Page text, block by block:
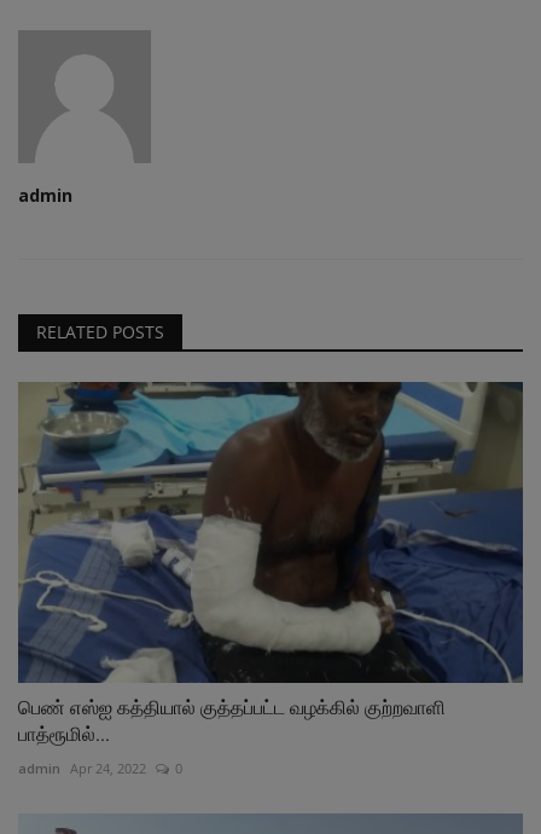
admin
RELATED POSTS
பெண் எஸ்ஐ கத்தியால் குத்தப்பட்ட வழக்கில் குற்றவாளி
பாத்ரூமில்...
admin Apr 24, 2022 0